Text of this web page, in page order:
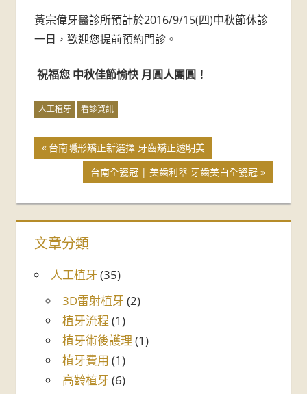
醫
診
南
牙
醫
黃宗偉牙醫診所預計於2016/9/15(四)中秋節休診
一日，歡迎您提前預約門診。
祝福您 中秋佳節愉快 月圓人團圓！
人工植牙 看診資訊
台南隱形矯正新選擇 牙齒矯正透明美
台南全瓷冠 | 美齒利器 牙齒美白全瓷冠
文章分類
人工植牙 (35)
3D雷射植牙 (2)
植牙流程 (1)
植牙術後護理 (1)
植牙費用 (1)
高齡植牙 (6)